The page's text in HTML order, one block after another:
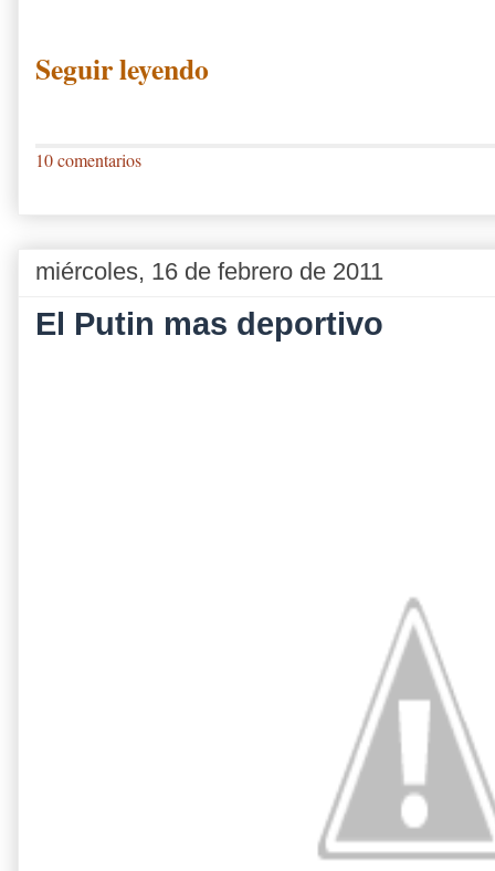
Seguir leyendo
10 comentarios
miércoles, 16 de febrero de 2011
El Putin mas deportivo